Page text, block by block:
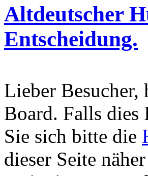
Altdeutscher
Entscheidung.
Lieber
Board. Falls dies
Sie sich bitte die
dieser Seite